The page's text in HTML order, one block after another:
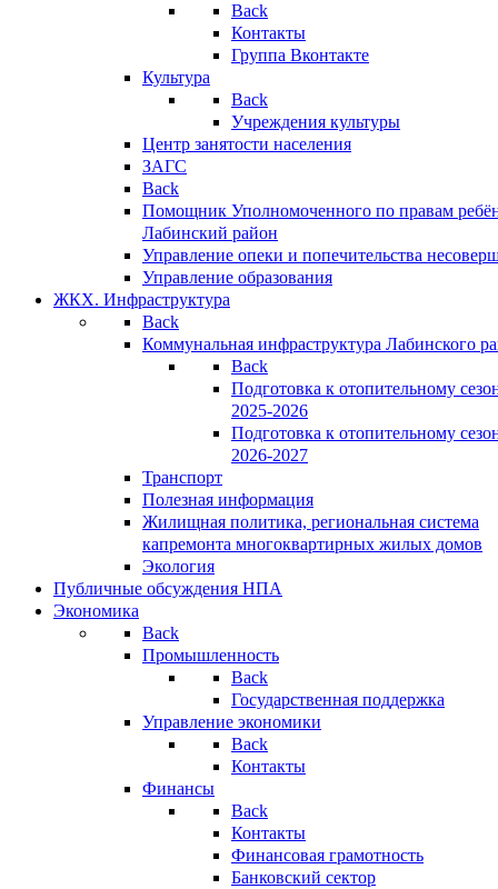
Back
Контакты
Группа Вконтакте
Культура
Back
Учреждения культуры
Центр занятости населения
ЗАГС
Back
Помощник Уполномоченного по правам
Лабинский район
Управление опеки и попечительства
Управление образования
ЖКХ. Инфраструктура
Back
Коммунальная инфраструктура Лабинского
Back
Подготовка к отопительному
2025-2026
Подготовка к отопительному
2026-2027
Транспорт
Полезная информация
Жилищная политика, региональная система
капремонта многоквартирных жилых домов
Экология
Публичные обсуждения НПА
Экономика
Back
Промышленность
Back
Государственная поддержка
Управление экономики
Back
Контакты
Финансы
Back
Контакты
Финансовая грамотность
Банковский сектор